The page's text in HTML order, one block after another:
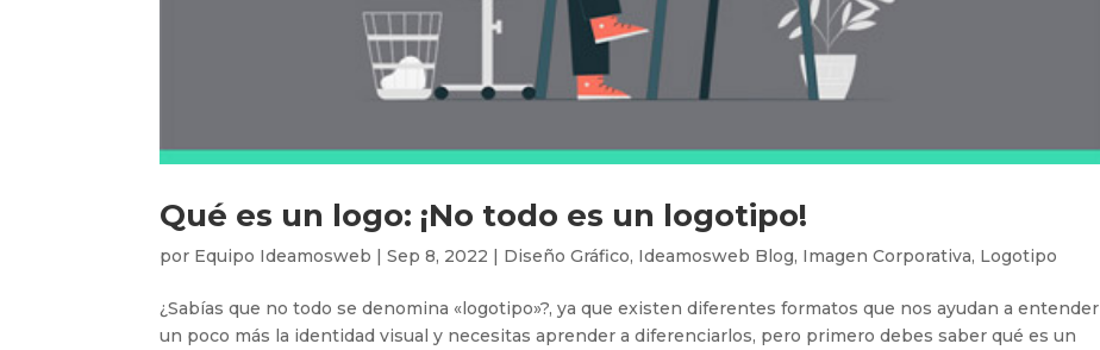
Qué es un logo: ¡No todo es un logotipo!
por Equipo Ideamosweb |Sep 8, 2022 | Diseño Gráfico, Ideamosweb Blog, Imagen Corporativa, Logotipo
¿Sabías que no todo se denomina «logotipo»?, ya que existen diferentes formatos que nos ayudan a entender
un poco más la identidad visual y necesitas aprender a diferenciarlos, pero primero debes saber qué es un